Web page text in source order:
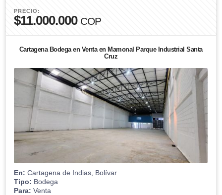
PRECIO:
$11.000.000 COP
Cartagena Bodega en Venta en Mamonal Parque Industrial Santa
Cruz
En: Cartagena de Indias, Bolívar
Tipo: Bodega
Para: Venta